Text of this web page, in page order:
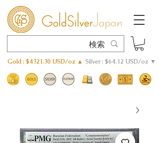
Gold : $4321.30 USD/oz ▲ Silver : $64.12 USD/oz ▼